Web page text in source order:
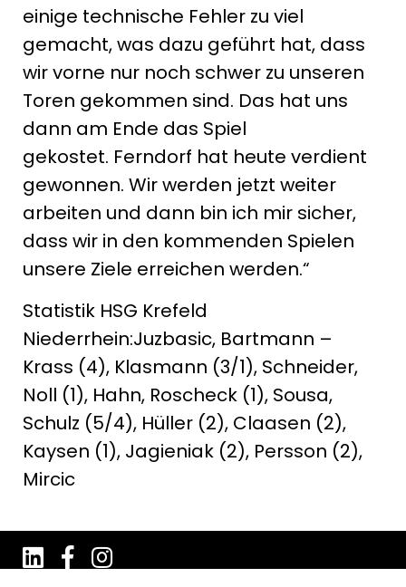
einige technische Fehler zu viel
gemacht, was dazu geführt hat, dass
wir vorne nur noch schwer zu unseren
Toren gekommen sind. Das hat uns
dann am Ende das Spiel
gekostet. Ferndorf hat heute verdient
gewonnen. Wir werden jetzt weiter
arbeiten und dann bin ich mir sicher,
dass wir in den kommenden Spielen
unsere Ziele erreichen werden.“
Statistik HSG Krefeld
Niederrhein:Juzbasic, Bartmann –
Krass (4), Klasmann (3/1), Schneider,
Noll (1), Hahn, Roscheck (1), Sousa,
Schulz (5/4), Hüller (2), Claasen (2),
Kaysen (1), Jagieniak (2), Persson (2),
Mircic